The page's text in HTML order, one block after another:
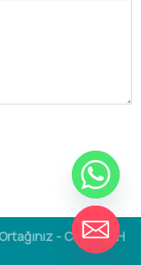
- CNCRUSH
SOHBETI
GIZLE